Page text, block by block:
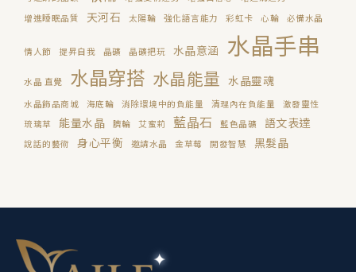
增進睡眠品質
天河石 太陽輪 強化語言能力 彩虹卡 心輪 必備水晶
情人節 提昇自我 晶礦 晶礦把玩 水晶意涵 水晶手串
水晶 直覺 水晶穿搭 水晶能量 水晶靈魂
水晶飾品商城 海底輪 消除環境中的負能量 清理內在負能量
激發靈性
琉璃草
能量水晶 臍輪 艾蜜莉 藍晶石 藍色晶礦 語文表達
說話的藝術 身心平衡 邀請水晶 金草莓 開發智慧 黑髮晶